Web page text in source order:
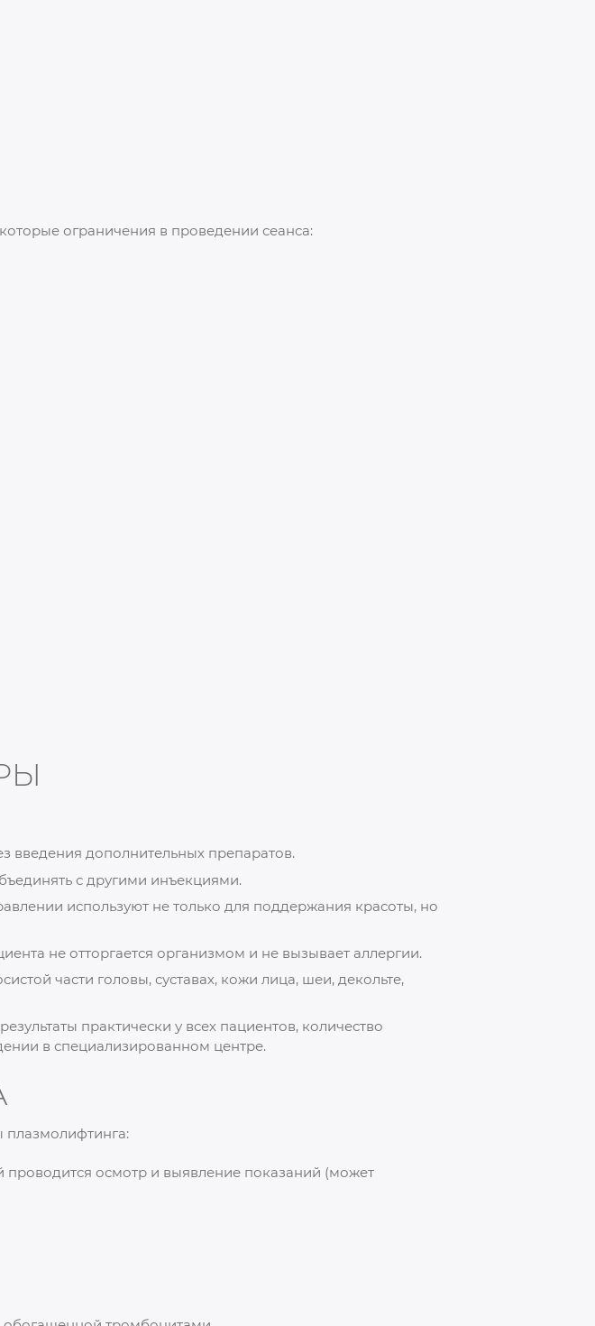
ограничения в проведении сеанса:
введения дополнительных препаратов.
с другими инъекциями.
используют не только для поддержания красоты, но
не отторгается организмом и не вызывает аллергии.
части головы, суставах, кожи лица, шеи, декольте,
практически у всех пациентов, количество
в специализированном центре.
плазмолифтинга:
проводится осмотр и выявление показаний (может